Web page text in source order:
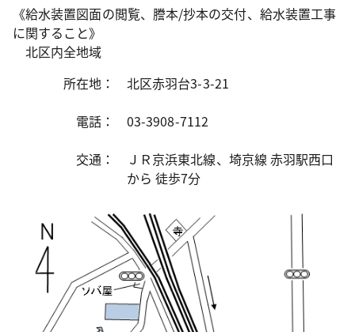
《給水装置図面の閲覧、謄本/抄本の交付、給水装置工事
に関すること》
北区内全地域
所在地：
北区赤羽台3-3-21
電話：
03-3908-7112
交通：
ＪＲ京浜東北線、埼京線 赤羽駅西口
から 徒歩7分